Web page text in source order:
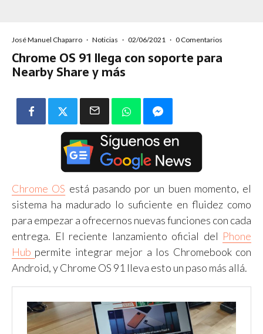
José Manuel Chaparro · Noticias · 02/06/2021 · 0 Comentarios
Chrome OS 91 llega con soporte para
Nearby Share y más
Chrome OS está pasando por un buen momento, el
sistema ha madurado lo suficiente en fluidez como
para empezar a ofrecernos nuevas funciones con cada
entrega. El reciente lanzamiento oficial del Phone
Hub permite integrar mejor a los Chromebook con
Android, y Chrome OS 91 lleva esto un paso más allá.